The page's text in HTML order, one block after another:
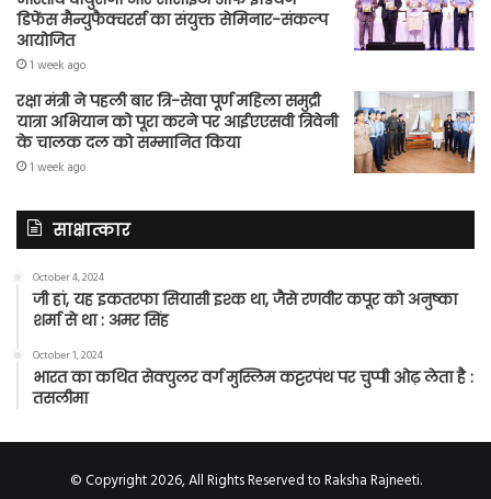
डिफेंस मैन्युफैक्चरर्स का संयुक्त सेमिनार-संकल्प
आयोजित
1 week ago
रक्षा मंत्री ने पहली बार त्रि-सेवा पूर्ण महिला समुद्री
यात्रा अभियान को पूरा करने पर आईएएसवी त्रिवेनी
के चालक दल को सम्मानित किया
1 week ago
साक्षात्कार
October 4, 2024
जी हां, यह इकतरफा सियासी इश्क था, जैसे रणवीर कपूर को अनुष्का
शर्मा से था : अमर सिंह
October 1, 2024
भारत का कथित सेक्युलर वर्ग मुस्लिम कट्टरपंथ पर चुप्पी ओढ़ लेता है :
तसलीमा
© Copyright 2026, All Rights Reserved to Raksha Rajneeti.